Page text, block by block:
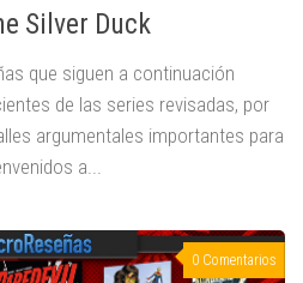
Silver Duck
que siguen a continuación
de las series revisadas, por
argumentales importantes para
a...
0 Comentarios